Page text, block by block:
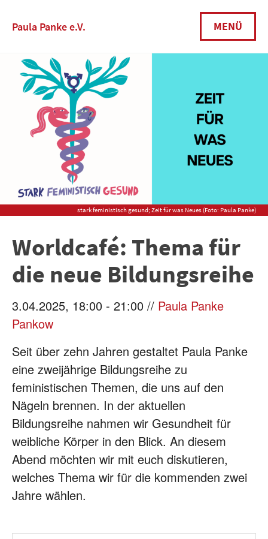
Paula Panke e.V. MENÜ
stark feministisch gesund; Zeit für was Neues (Foto: Paula Panke)
Worldcafé: Thema für
die neue Bildungsreihe
3.04.2025, 18:00 - 21:00 // Paula Panke
Pankow
Seit über zehn Jahren gestaltet Paula Panke
eine zweijährige Bildungsreihe zu
feministischen Themen, die uns auf den
Nägeln brennen. In der aktuellen
Bildungsreihe nahmen wir Gesundheit für
weibliche Körper in den Blick. An diesem
Abend möchten wir mit euch diskutieren,
welches Thema wir für die kommenden zwei
Jahre wählen.